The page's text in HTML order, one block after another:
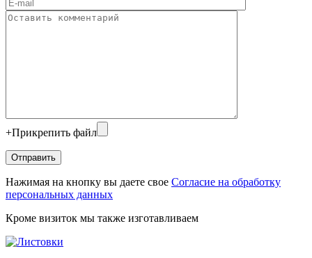
+Прикрепить файл
Нажимая на кнопку вы даете свое Согласие на обработку
персональных данных
Кроме визиток мы также изготавливаем